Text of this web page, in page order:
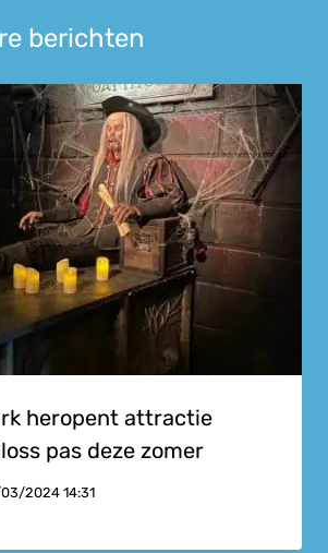
berichten
heropent attractie
pas deze zomer
2024 14:31